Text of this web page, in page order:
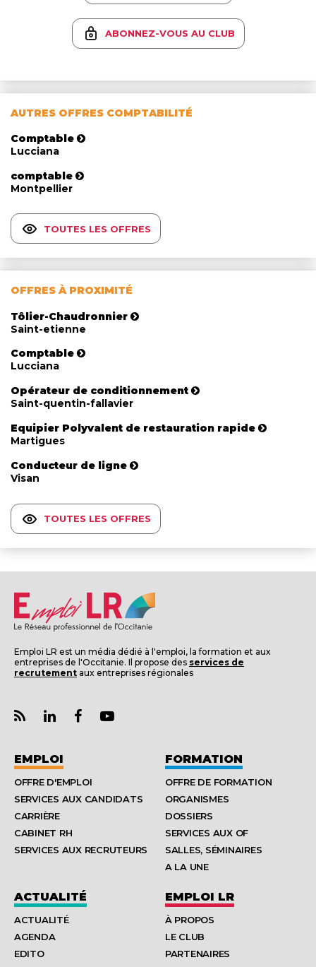
ABONNEZ-VOUS AU CLUB
AUTRES OFFRES COMPTABILITÉ
Comptable
Lucciana
comptable
Montpellier
TOUTES LES OFFRES
OFFRES À PROXIMITÉ
Tôlier-Chaudronnier
Saint-etienne
Comptable
Lucciana
Opérateur de conditionnement
Saint-quentin-fallavier
Equipier Polyvalent de restauration rapide
Martigues
Conducteur de ligne
Visan
TOUTES LES OFFRES
Emploi LR est un média dédié à l'emploi, la formation et aux
entreprises de l'Occitanie. Il propose des services de
recrutement aux entreprises régionales
EMPLOI
OFFRE D'EMPLOI
SERVICES AUX CANDIDATS
CARRIÈRE
CABINET RH
SERVICES AUX RECRUTEURS
FORMATION
OFFRE DE FORMATION
ORGANISMES
DOSSIERS
SERVICES AUX OF
SALLES, SÉMINAIRES
A LA UNE
ACTUALITÉ
ACTUALITÉ
AGENDA
EDITO
EMPLOI LR
À PROPOS
LE CLUB
PARTENAIRES